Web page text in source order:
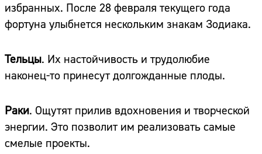
избранных. После 28 февраля текущего года
фортуна улыбнется нескольким знакам Зодиака.
Тельцы. Их настойчивость и трудолюбие
наконец-то принесут долгожданные плоды.
Раки. Ощутят прилив вдохновения и творческой
энергии. Это позволит им реализовать самые
смелые проекты.